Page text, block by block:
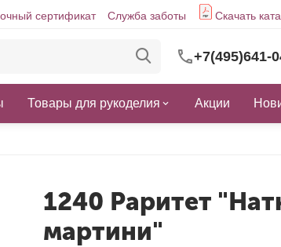
сертификат Служба заботы Скачать
+7(495)641-
Товары для рукоделия Акции
1240 Раритет
мартини"